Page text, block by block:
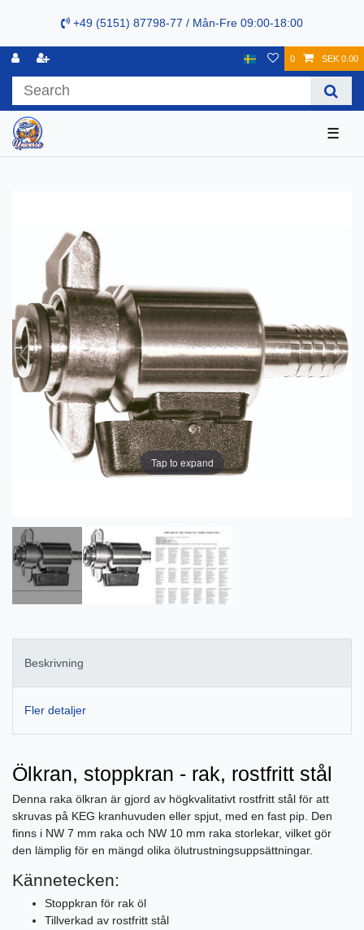
+49 (5151) 87798-77 / Mån-Fre 09:00-18:00
0 SEK 0.00
☰
Tap to expand
Beskrivning
Fler detaljer
Ölkran, stoppkran - rak, rostfritt stål
Denna raka ölkran är gjord av högkvalitativt rostfritt stål för att
skruvas på KEG kranhuvuden eller spjut, med en fast pip. Den
finns i NW 7 mm raka och NW 10 mm raka storlekar, vilket gör
den lämplig för en mängd olika ölutrustningsuppsättningar.
Kännetecken:
Stoppkran för rak öl
Tillverkad av rostfritt stål